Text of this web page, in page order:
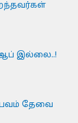
ஆப் இல்லை..!
தேவை